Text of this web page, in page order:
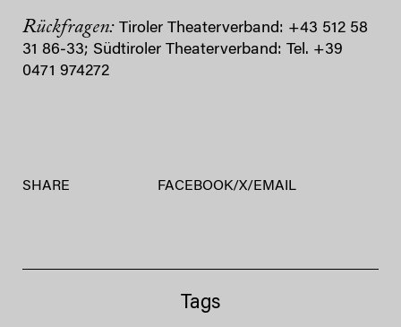
Rückfragen: Tiroler Theaterverband: +43 512 58
31 86‐33; Südtiroler Theaterverband: Tel. +39
0471 974272
SHARE FACEBOOK/X/ EMAIL
Tags